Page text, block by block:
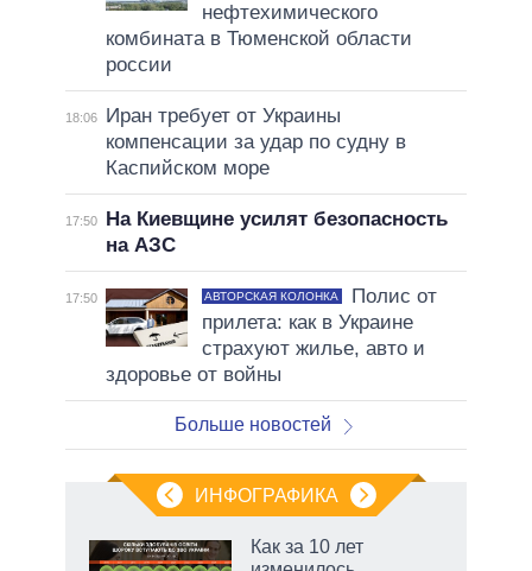
нефтехимического
комбината в Тюменской области
россии
18:06
Иран требует от Украины
компенсации за удар по судну в
Каспийском море
17:50
На Киевщине усилят безопасность
на АЗС
17:50 АВТОРСКАЯ КОЛОНКА
Полис от
прилета: как в Украине
страхуют жилье, авто и
здоровье от войны
Больше новостей
ИНФОГРАФИКА
Как за 10 лет